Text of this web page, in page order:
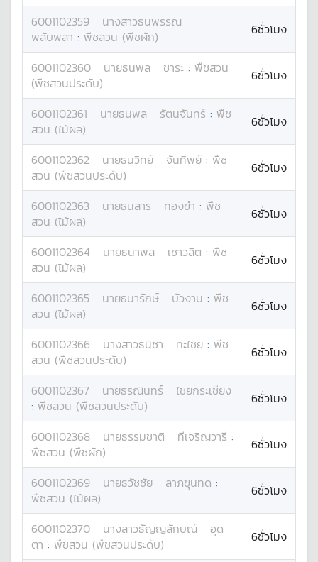
6001102359 นางสาวธนพรรณ
พลับพลา : พืชสวน (พืชผัก) 6ชั่วโมง
6001102360 นายธนพล ชาระ : พืชสวน
(พืชสวนประดับ)
6ชั่วโมง
6001102361 นายธนพล รัตนจันทร์ : พืช
สวน (ไม้ผล)
6ชั่วโมง
6001102362 นายธนวิทย์ จันทิพย์ : พืช
สวน (พืชสวนประดับ)
6ชั่วโมง
6001102363 นายธนสาร ทองขำ : พืช
สวน (ไม้ผล)
6ชั่วโมง
6001102364 นายธนาพล เชาวลิต : พืช
สวน (ไม้ผล)
6ชั่วโมง
6001102365 นายธนารักษ์ บัวงาม : พืช
สวน (ไม้ผล)
6ชั่วโมง
6001102366 นางสาวธนิชา ทะไชย : พืช
สวน (พืชสวนประดับ)
6ชั่วโมง
6001102367 นายธรณินทร์
ไชยกระเชียง
: พืชสวน (พืชสวนประดับ) 6ชั่วโมง
6001102368 นายธรรมชาติ ทีเจริญวารี :
พืชสวน (พืชผัก)
6ชั่วโมง
6001102369 นายธวัชชัย ลาภขุนทด :
พืชสวน (ไม้ผล)
6ชั่วโมง
6001102370 นางสาวธัญญลักษณ์
อุด
ตา : พืชสวน (พืชสวนประดับ) 6ชั่วโมง